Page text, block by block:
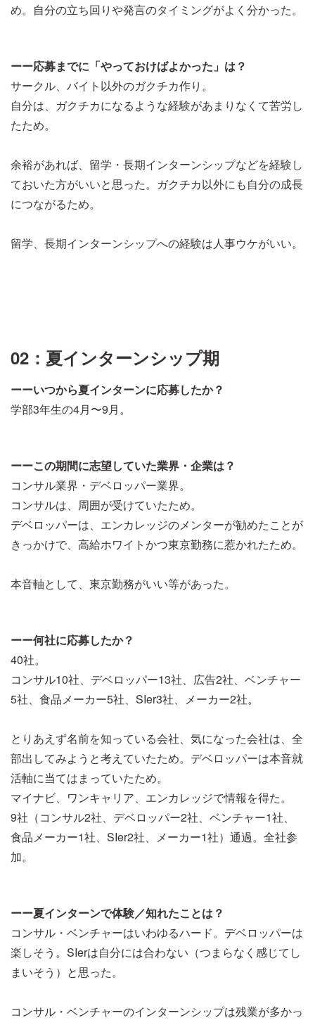
め。自分の立ち回りや発言のタイミングがよく分かった。
ーー応募までに「やっておけばよかった」は？
サークル、バイト以外のガクチカ作り。
自分は、ガクチカになるような経験があまりなくて苦労し
たため。
余裕があれば、留学・長期インターンシップなどを経験し
ておいた方がいいと思った。ガクチカ以外にも自分の成長
につながるため。
留学、長期インターンシップへの経験は人事ウケがいい。
02：夏インターンシップ期
ーーいつから夏インターンに応募したか？
学部3年生の4月〜9月。
ーーこの期間に志望していた業界・企業は？
コンサル業界・デベロッパー業界。
コンサルは、周囲が受けていたため。
デベロッパーは、エンカレッジのメンターが勧めたことが
きっかけで、高給ホワイトかつ東京勤務に惹かれたため。
本音軸として、東京勤務がいい等があった。
ーー何社に応募したか？
40社。
コンサル10社、デベロッパー13社、広告2社、ベンチャー
5社、食品メーカー5社、SIer3社、メーカー2社。
とりあえず名前を知っている会社、気になった会社は、全
部出してみようと考えていたため。デベロッパーは本音就
活軸に当てはまっていたため。
マイナビ、ワンキャリア、エンカレッジで情報を得た。
9社（コンサル2社、デベロッパー2社、ベンチャー1社、
食品メーカー1社、SIer2社、メーカー1社）通過。全社参
加。
ーー夏インターンで体験／知れたことは？
コンサル・ベンチャーはいわゆるハード。デベロッパーは
楽しそう。SIerは自分には合わない（つまらなく感じてし
まいそう）と思った。
コンサル・ベンチャーのインターンシップは残業が多かっ